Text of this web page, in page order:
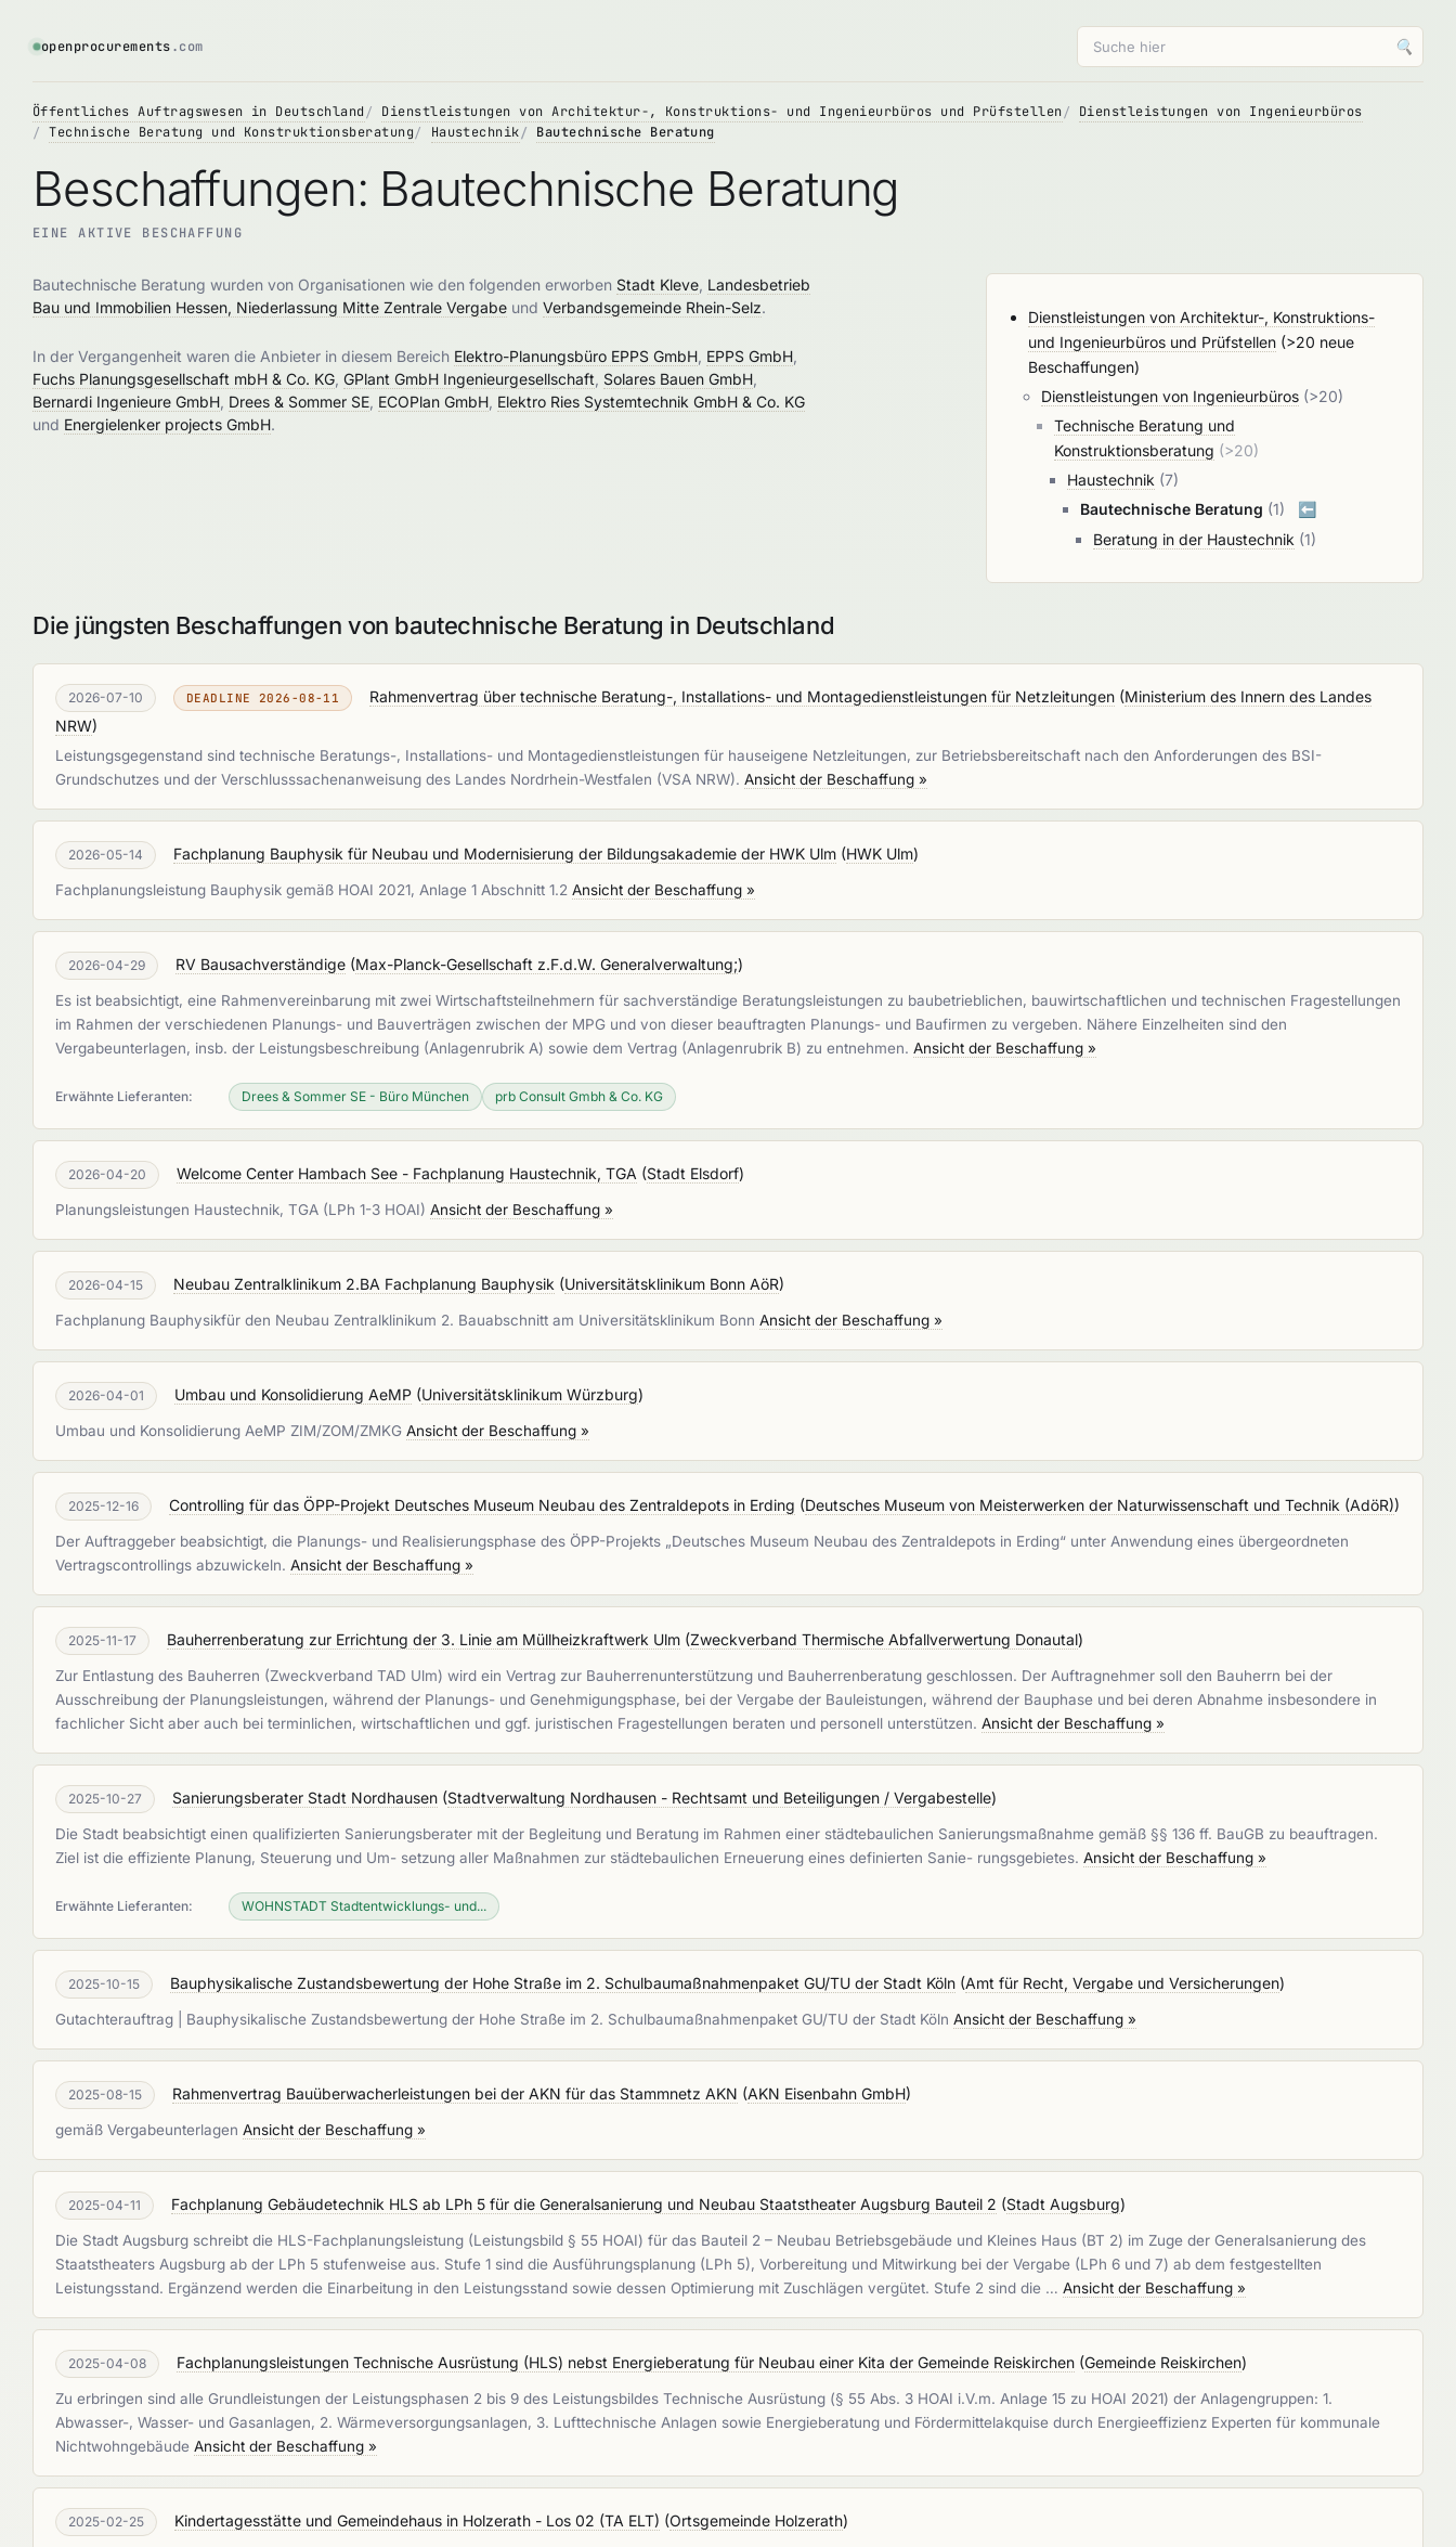
openprocurements.com 🔍
Öffentliches Auftragswesen in Deutschland Dienstleistungen von Architektur-, Konstruktions- und Ingenieurbüros und Prüfstellen
Dienstleistungen von Ingenieurbüros
Technische Beratung und Konstruktionsberatung
Haustechnik Bautechnische Beratung
Beschaffungen: Bautechnische Beratung
EINE AKTIVE BESCHAFFUNG
Bautechnische Beratung wurden von Organisationen wie den folgenden erworben Stadt Kleve Landesbetrieb
Bau und Immobilien Hessen, Niederlassung Mitte Zentrale Vergabe und Verbandsgemeinde Rhein-Selz.
In der Vergangenheit waren die Anbieter in diesem Bereich Elektro-Planungsbüro EPPS GmbH EPPS GmbH
Fuchs Planungsgesellschaft mbH & Co. KG GPlant GmbH Ingenieurgesellschaft Solares Bauen GmbH
Bernardi Ingenieure GmbH Drees & Sommer SE ECOPlan GmbH Elektro Ries Systemtechnik GmbH & Co. KG
und Energielenker projects GmbH.
Dienstleistungen von Architektur-, Konstruktions-
und Ingenieurbüros und Prüfstellen(>20 neue
Beschaffungen)
Dienstleistungen von Ingenieurbüros(>20)
Technische Beratung und
Konstruktionsberatung (>20)
Haustechnik (7)
Bautechnische Beratung (1) ⬅️
Beratung in der Haustechnik (1)
Die jüngsten Beschaffungen von bautechnische Beratung in Deutschland
2026-07-10 DEADLINE 2026-08-11 Rahmenvertrag über technische Beratung-, Installations- und Montagedienstleistungen für Netzleitungen (Ministerium des Innern des Landes
NRW)
Leistungsgegenstand sind technische Beratungs-, Installations- und Montagedienstleistungen für hauseigene Netzleitungen, zur Betriebsbereitschaft nach den Anforderungen des BSI-
Grundschutzes und der Verschlusssachenanweisung des Landes Nordrhein-Westfalen (VSA NRW). Ansicht der Beschaffung »
2026-05-14 Fachplanung Bauphysik für Neubau und Modernisierung der Bildungsakademie der HWK Ulm (HWK Ulm)
Fachplanungsleistung Bauphysik gemäß HOAI 2021, Anlage 1 Abschnitt 1.2 Ansicht der Beschaffung »
2026-04-29 RV Bausachverständige (Max-Planck-Gesellschaft z.F.d.W. Generalverwaltung;)
Es ist beabsichtigt, eine Rahmenvereinbarung mit zwei Wirtschaftsteilnehmern für sachverständige Beratungsleistungen zu baubetrieblichen, bauwirtschaftlichen und technischen Fragestellungen
im Rahmen der verschiedenen Planungs- und Bauverträgen zwischen der MPG und von dieser beauftragten Planungs- und Baufirmen zu vergeben. Nähere Einzelheiten sind den
Vergabeunterlagen, insb. der Leistungsbeschreibung (Anlagenrubrik A) sowie dem Vertrag (Anlagenrubrik B) zu entnehmen. Ansicht der Beschaffung »
Erwähnte Lieferanten: Drees & Sommer SE - Büro München prb Consult Gmbh & Co. KG
2026-04-20 Welcome Center Hambach See - Fachplanung Haustechnik, TGA (Stadt Elsdorf)
Planungsleistungen Haustechnik, TGA (LPh 1-3 HOAI) Ansicht der Beschaffung »
2026-04-15 Neubau Zentralklinikum 2.BA Fachplanung Bauphysik (Universitätsklinikum Bonn AöR)
Fachplanung Bauphysikfür den Neubau Zentralklinikum 2. Bauabschnitt am Universitätsklinikum Bonn Ansicht der Beschaffung »
2026-04-01 Umbau und Konsolidierung AeMP (Universitätsklinikum Würzburg)
Umbau und Konsolidierung AeMP ZIM/ZOM/ZMKG Ansicht der Beschaffung »
2025-12-16 Controlling für das ÖPP-Projekt Deutsches Museum Neubau des Zentraldepots in Erding (Deutsches Museum von Meisterwerken der Naturwissenschaft und Technik (AdöR))
Der Auftraggeber beabsichtigt, die Planungs- und Realisierungsphase des ÖPP-Projekts „Deutsches Museum Neubau des Zentraldepots in Erding“ unter Anwendung eines übergeordneten
Vertragscontrollings abzuwickeln. Ansicht der Beschaffung »
2025-11-17 Bauherrenberatung zur Errichtung der 3. Linie am Müllheizkraftwerk Ulm (Zweckverband Thermische Abfallverwertung Donautal)
Zur Entlastung des Bauherren (Zweckverband TAD Ulm) wird ein Vertrag zur Bauherrenunterstützung und Bauherrenberatung geschlossen. Der Auftragnehmer soll den Bauherrn bei der
Ausschreibung der Planungsleistungen, während der Planungs- und Genehmigungsphase, bei der Vergabe der Bauleistungen, während der Bauphase und bei deren Abnahme insbesondere in
fachlicher Sicht aber auch bei terminlichen, wirtschaftlichen und ggf. juristischen Fragestellungen beraten und personell unterstützen. Ansicht der Beschaffung »
2025-10-27 Sanierungsberater Stadt Nordhausen (Stadtverwaltung Nordhausen - Rechtsamt und Beteiligungen / Vergabestelle)
Die Stadt beabsichtigt einen qualifizierten Sanierungsberater mit der Begleitung und Beratung im Rahmen einer städtebaulichen Sanierungsmaßnahme gemäß §§ 136 ff. BauGB zu beauftragen.
Ziel ist die effiziente Planung, Steuerung und Um- setzung aller Maßnahmen zur städtebaulichen Erneuerung eines definierten Sanie- rungsgebietes. Ansicht der Beschaffung »
Erwähnte Lieferanten: WOHNSTADT Stadtentwicklungs- und...
2025-10-15 Bauphysikalische Zustandsbewertung der Hohe Straße im 2. Schulbaumaßnahmenpaket GU/TU der Stadt Köln (Amt für Recht, Vergabe und Versicherungen)
Gutachterauftrag | Bauphysikalische Zustandsbewertung der Hohe Straße im 2. Schulbaumaßnahmenpaket GU/TU der Stadt Köln Ansicht der Beschaffung »
2025-08-15 Rahmenvertrag Bauüberwacherleistungen bei der AKN für das Stammnetz AKN (AKN Eisenbahn GmbH)
gemäß Vergabeunterlagen Ansicht der Beschaffung »
2025-04-11 Fachplanung Gebäudetechnik HLS ab LPh 5 für die Generalsanierung und Neubau Staatstheater Augsburg Bauteil 2 (Stadt Augsburg)
Die Stadt Augsburg schreibt die HLS-Fachplanungsleistung (Leistungsbild § 55 HOAI) für das Bauteil 2 – Neubau Betriebsgebäude und Kleines Haus (BT 2) im Zuge der Generalsanierung des
Staatstheaters Augsburg ab der LPh 5 stufenweise aus. Stufe 1 sind die Ausführungsplanung (LPh 5), Vorbereitung und Mitwirkung bei der Vergabe (LPh 6 und 7) ab dem festgestellten
Leistungsstand. Ergänzend werden die Einarbeitung in den Leistungsstand sowie dessen Optimierung mit Zuschlägen vergütet. Stufe 2 sind die … Ansicht der Beschaffung »
2025-04-08 Fachplanungsleistungen Technische Ausrüstung (HLS) nebst Energieberatung für Neubau einer Kita der Gemeinde Reiskirchen (Gemeinde Reiskirchen)
Zu erbringen sind alle Grundleistungen der Leistungsphasen 2 bis 9 des Leistungsbildes Technische Ausrüstung (§ 55 Abs. 3 HOAI i.V.m. Anlage 15 zu HOAI 2021) der Anlagengruppen: 1.
Abwasser-, Wasser- und Gasanlagen, 2. Wärmeversorgungsanlagen, 3. Lufttechnische Anlagen sowie Energieberatung und Fördermittelakquise durch Energieeffizienz Experten für kommunale
Nichtwohngebäude Ansicht der Beschaffung »
2025-02-25 Kindertagesstätte und Gemeindehaus in Holzerath - Los 02 (TA ELT) (Ortsgemeinde Holzerath)